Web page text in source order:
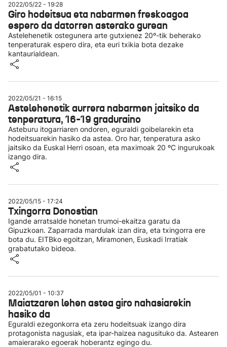
2022/05/22 - 19:28
Giro hodeitsua eta nabarmen freskoagoa
espero da datorren asterako gurean
Astelehenetik ostegunera arte gutxienez 20º-tik beherako
tenperaturak espero dira, eta euri txikia bota dezake
kantaurialdean.
2022/05/21 - 16:15
Astelehenetik aurrera nabarmen jaitsiko da
tenperatura, 16-19 graduraino
Asteburu itogarriaren ondoren, eguraldi goibelarekin eta
hodeitsuarekin hasiko da astea. Oro har, tenperatura asko
jaitsiko da Euskal Herri osoan, eta maximoak 20 ºC ingurukoak
izango dira.
2022/05/15 - 17:24
Txingorra Donostian
Igande arratsalde honetan trumoi-ekaitza garatu da
Gipuzkoan. Zaparrada mardulak izan dira, eta txingorra ere
bota du. EITBko egoitzan, Miramonen, Euskadi Irratiak
grabatutako bideoa.
2022/05/01 - 10:37
Maiatzaren lehen astea giro nahasiarekin
hasiko da
Eguraldi ezegonkorra eta zeru hodeitsuak izango dira
protagonista nagusiak, eta ipar-haizea nagusituko da. Astearen
amaierarako egoerak hoberantz egingo du.